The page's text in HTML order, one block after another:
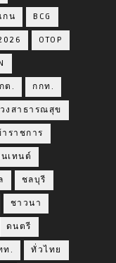
กน BCG
OTOP
ต. กกท.
งสาธารณสุข
าราชการ
เทนต์
ชลบุรี
ชาวนา
ดนตรี
ท. ทั่วไทย